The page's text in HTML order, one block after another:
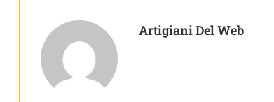
Artigiani Del Web